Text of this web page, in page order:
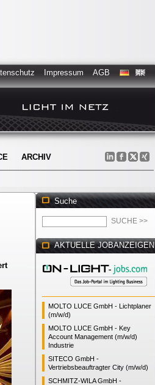
Impressum AGB
ARCHIV
Suche
AKTUELLE JOBANZEIGEN
MOLTO LUCE GmbH - Lichtplaner
(m/w/d)
MOLTO LUCE GmbH - Key
Account Management (m/w/d)
Industrie
SITECO GmbH -
Vertriebsbeauftragter City (m/w/d)
SCHMITZ-WILA GmbH -